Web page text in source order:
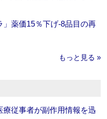
」薬価15％下げ‐8品目の再
もっと見る »
療従事者が副作用情報を迅